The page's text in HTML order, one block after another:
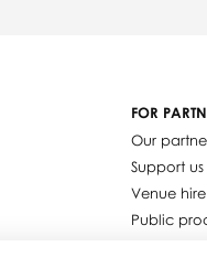
FOR
Our
Support us
Venue hire
Public